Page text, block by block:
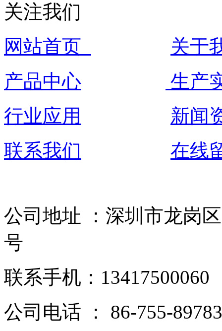
关注我们
网站首页
关于
产品中心
生产
行业应用
新闻
联系我们
在线
公司地址 ：深圳市龙岗
号
联系手机：13417500060
公司电话 ： 86-755-